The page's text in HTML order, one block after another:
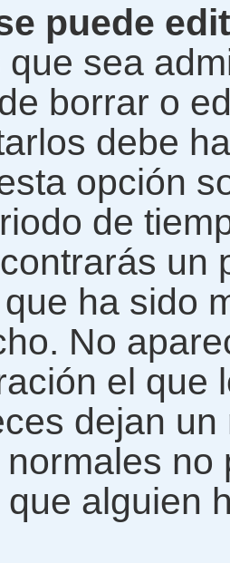
puede
que sea
borrar o
debe
opción
de
un
ha sido
No
el que
dejan
alguien